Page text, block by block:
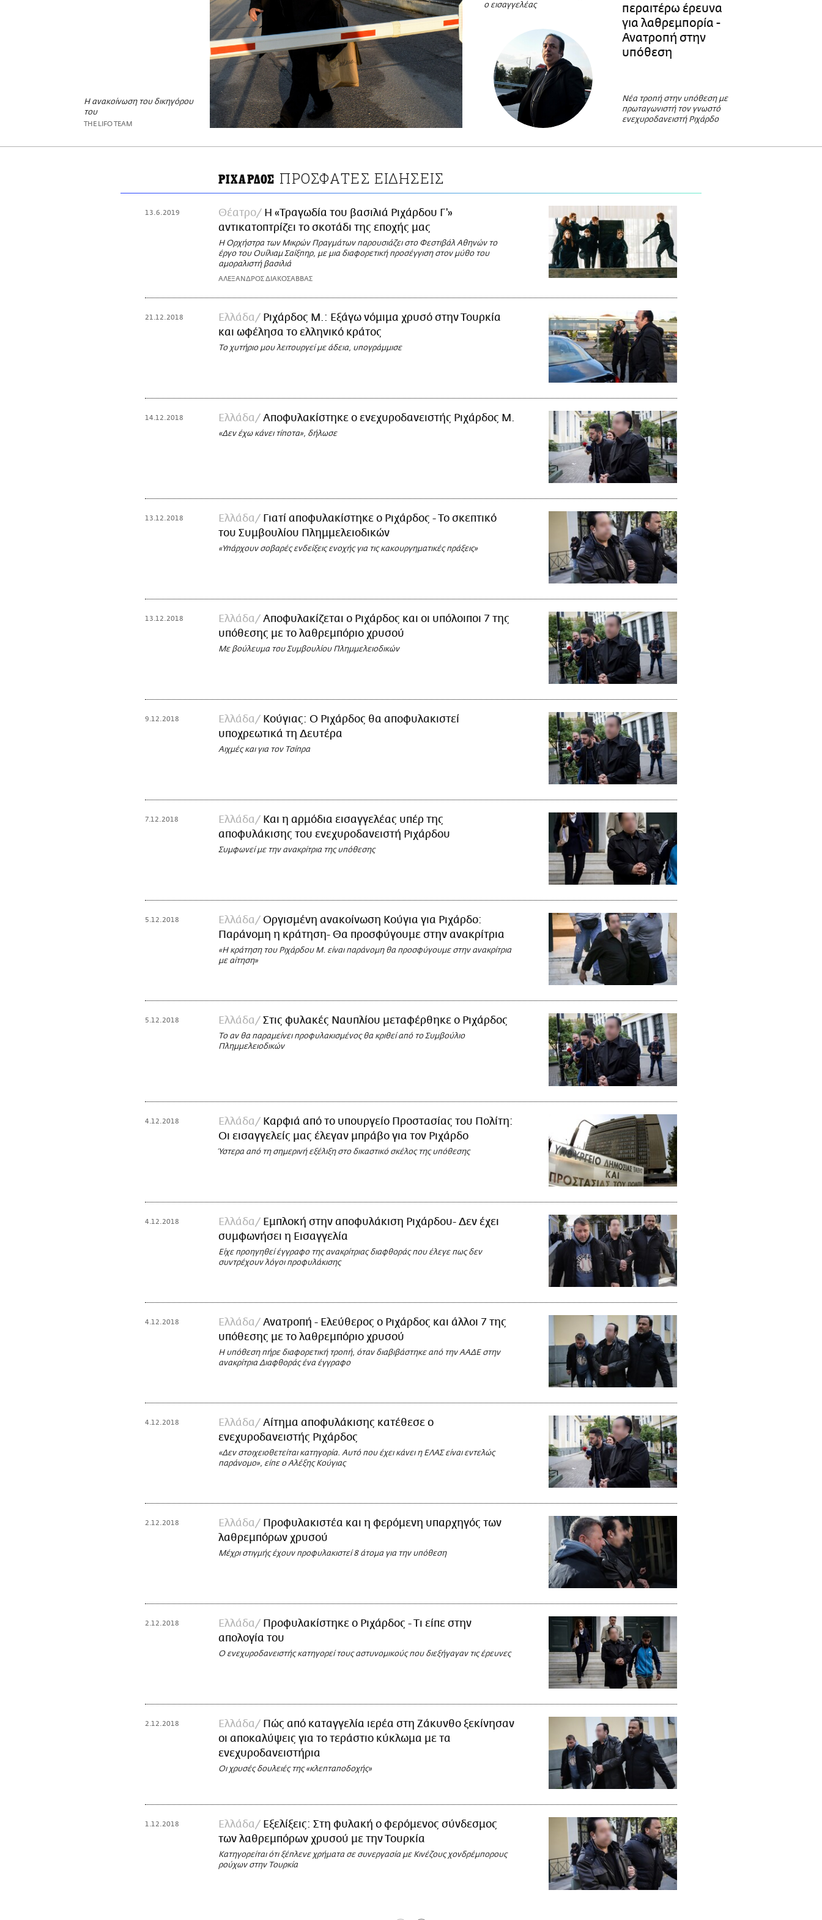
Η ανακοίνωση του δικηγόρου
του
THE LIFO TEAM
ο εισαγγελέας
περαιτέρω έρευνα
για λαθρεμπορία -
Ανατροπή στην
υπόθεση
Νέα τροπή στην υπόθεση με
πρωταγωνιστή τον γνωστό
ενεχυροδανειστή Ριχάρδο
ΡΙΧΑΡΔΟΣ ΠΡΟΣΦΑΤΕΣ ΕΙΔΗΣΕΙΣ
13.6.2019 Θέατρο
Η «Τραγωδία του βασιλιά Ριχάρδου Γ'»
αντικατοπτρίζει το σκοτάδι της εποχής μας
Η Ορχήστρα των Μικρών Πραγμάτων παρουσιάζει στο Φεστιβάλ Αθηνών το
έργο του Ουίλιαμ Σαίξπηρ, με μια διαφορετική προσέγγιση στον μύθο του
αμοραλιστή βασιλιά
ΑΛΕΞΑΝΔΡΟΣ ΔΙΑΚΟΣΑΒΒΑΣ
21.12.2018 Ελλάδα
Ριχάρδος Μ.: Εξάγω νόμιμα χρυσό στην Τουρκία
και ωφέλησα το ελληνικό κράτος
Το χυτήριο μου λειτουργεί με άδεια, υπογράμμισε
14.12.2018 Ελλάδα Αποφυλακίστηκε ο ενεχυροδανειστής Ριχάρδος Μ.
«Δεν έχω κάνει τίποτα», δήλωσε
13.12.2018 Ελλάδα
Γιατί αποφυλακίστηκε ο Ριχάρδος - Το σκεπτικό
του Συμβουλίου Πλημμελειοδικών
«Υπάρχουν σοβαρές ενδείξεις ενοχής για τις κακουργηματικές πράξεις»
13.12.2018 Ελλάδα
Αποφυλακίζεται ο Ριχάρδος και οι υπόλοιποι 7 της
υπόθεσης με το λαθρεμπόριο χρυσού
Με βούλευμα του Συμβουλίου Πλημμελειοδικών
9.12.2018 Ελλάδα
Κούγιας: Ο Ριχάρδος θα αποφυλακιστεί
υποχρεωτικά τη Δευτέρα
Αιχμές και για τον Τσίπρα
7.12.2018 Ελλάδα
Και η αρμόδια εισαγγελέας υπέρ της
αποφυλάκισης του ενεχυροδανειστή Ριχάρδου
Συμφωνεί με την ανακρίτρια της υπόθεσης
5.12.2018 Ελλάδα
Οργισμένη ανακοίνωση Κούγια για Ριχάρδο:
Παράνομη η κράτηση- Θα προσφύγουμε στην ανακρίτρια
«Η κράτηση του Ριχάρδου Μ. είναι παράνομη θα προσφύγουμε στην ανακρίτρια
με αίτηση»
5.12.2018 Ελλάδα Στις φυλακές Ναυπλίου μεταφέρθηκε ο Ριχάρδος
Το αν θα παραμείνει προφυλακισμένος θα κριθεί από το Συμβούλιο
Πλημμελειοδικών
4.12.2018 Ελλάδα
Καρφιά από το υπουργείο Προστασίας του Πολίτη:
Oι εισαγγελείς μας έλεγαν μπράβο για τον Ριχάρδο
Ύστερα από τη σημερινή εξέλιξη στο δικαστικό σκέλος της υπόθεσης
4.12.2018 Ελλάδα
Εμπλοκή στην αποφυλάκιση Ριχάρδου- Δεν έχει
συμφωνήσει η Εισαγγελία
Είχε προηγηθεί έγγραφο της ανακρίτριας διαφθοράς που έλεγε πως δεν
συντρέχουν λόγοι προφυλάκισης
4.12.2018 Ελλάδα
Ανατροπή - Ελεύθερος ο Ριχάρδος και άλλοι 7 της
υπόθεσης με το λαθρεμπόριο χρυσού
Η υπόθεση πήρε διαφορετική τροπή, όταν διαβιβάστηκε από την ΑΑΔΕ στην
ανακρίτρια Διαφθοράς ένα έγγραφο
4.12.2018 Ελλάδα
Αίτημα αποφυλάκισης κατέθεσε ο
ενεχυροδανειστής Ριχάρδος
«Δεν στοιχειοθετείται κατηγορία. Αυτό που έχει κάνει η ΕΛΑΣ είναι εντελώς
παράνομο», είπε ο Αλέξης Κούγιας
2.12.2018 Ελλάδα
Προφυλακιστέα και η φερόμενη υπαρχηγός των
λαθρεμπόρων χρυσού
Μέχρι στιγμής έχουν προφυλακιστεί 8 άτομα για την υπόθεση
2.12.2018 Ελλάδα
Προφυλακίστηκε ο Ριχάρδος - Τι είπε στην
απολογία του
Ο ενεχυροδανειστής κατηγορεί τους αστυνομικούς που διεξήγαγαν τις έρευνες
2.12.2018 Ελλάδα
Πώς από καταγγελία ιερέα στη Ζάκυνθο ξεκίνησαν
οι αποκαλύψεις για το τεράστιο κύκλωμα με τα
ενεχυροδανειστήρια
Οι χρυσές δουλειές της «κλεπταποδοχής»
1.12.2018 Ελλάδα
Εξελίξεις: Στη φυλακή ο φερόμενος σύνδεσμος
των λαθρεμπόρων χρυσού με την Τουρκία
Κατηγορείται ότι ξέπλενε χρήματα σε συνεργασία με Κινέζους χονδρέμπορους
ρούχων στην Τουρκία